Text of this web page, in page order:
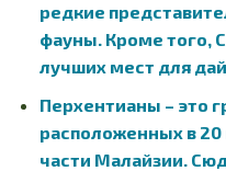
редкие
фауны. Кроме того,
лучших мест для
Перхентианы – это
расположенных в
части Малайзии.